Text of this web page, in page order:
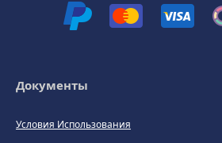
Документы
Условия Использования